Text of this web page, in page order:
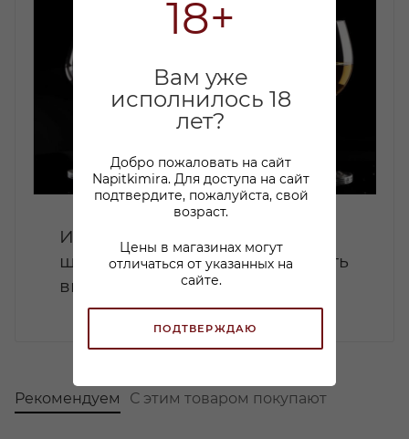
18+
Вам уже
исполнилось 18
лет?
Добро пожаловать на сайт
Napitkimira. Для доступа на сайт
подтвердите, пожалуйста, свой
возраст.
Цены в магазинах могут
отличаться от указанных на
сайте.
ПОДТВЕРЖДАЮ
Идеальные закуски к
шампанскому: как подчеркнуть
вкус игристого вина
Рекомендуем С этим товаром покупают